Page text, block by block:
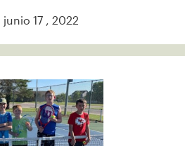
| junio 17 , 2022